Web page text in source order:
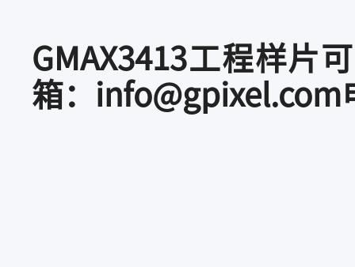
GMAX3413工程样片
箱：info@gpixel.com